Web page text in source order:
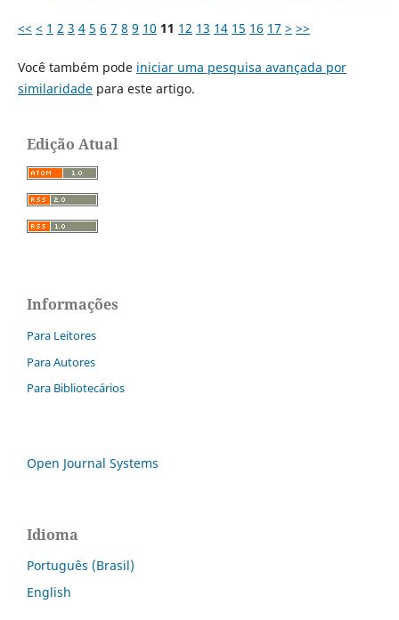
<< < 1 2 3 4 5 6 7 8 9 10 11 12 13 14 15 16 17 > >>
Você também pode iniciar uma pesquisa avançada por
similaridadepara este artigo.
Edição Atual
Informações
Para Leitores
Para Autores
Para Bibliotecários
Open Journal Systems
Idioma
Português (Brasil)
English